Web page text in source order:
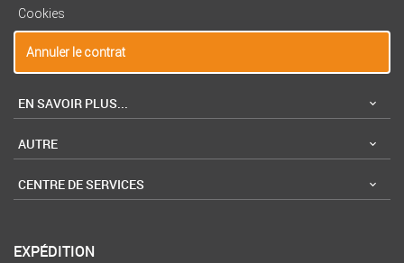
Cookies
Annuler le contrat
EN SAVOIR PLUS...
AUTRE
CENTRE DE SERVICES
EXPÉDITION